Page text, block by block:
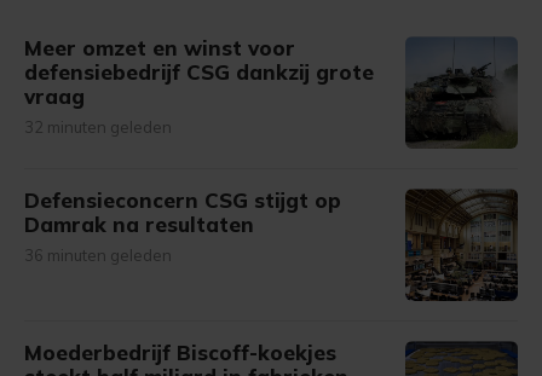
Meer omzet en winst voor
defensiebedrijf CSG dankzij grote
vraag
32 minuten geleden
Defensieconcern CSG stijgt op
Damrak na resultaten
36 minuten geleden
Moederbedrijf Biscoff-koekjes